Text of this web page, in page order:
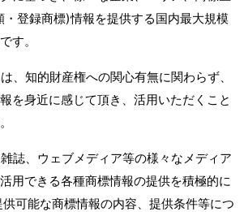
登録商標)情報を提供する国内最大規模
す。
、知的財産権への関心有無に関わらず、
を身近に感じて頂き、活用いただくこと
誌、ウェブメディア等の様々なメディア
用できる各種商標情報の提供を積極的に
可能な商標情報の内容、提供条件等につ